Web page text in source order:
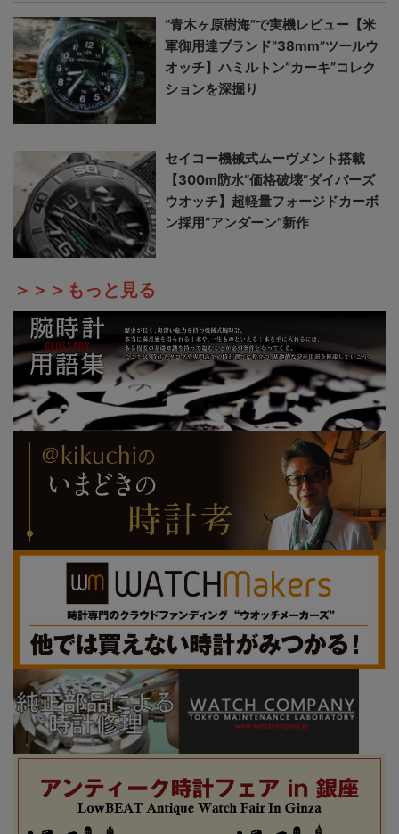
“青木ヶ原樹海”で実機レビュー【米
軍御用達ブランド“38mm”ツールウ
オッチ】ハミルトン“カーキ”コレク
ションを深掘り
セイコー機械式ムーヴメント搭載
【300m防水“価格破壊”ダイバーズ
ウオッチ】超軽量フォージドカーボ
ン採用“アンダーン”新作
＞＞＞もっと見る